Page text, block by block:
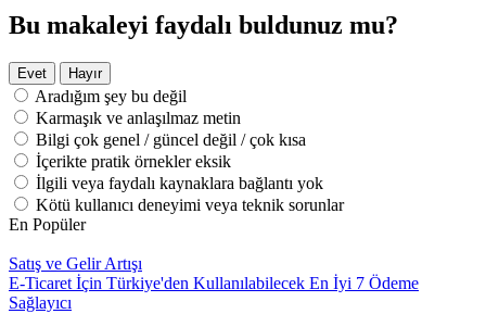
Bu makaleyi faydalı buldunuz mu?
Evet Hayır
Aradığım şey bu değil
Karmaşık ve anlaşılmaz metin
Bilgi çok genel / güncel değil / çok kısa
İçerikte pratik örnekler eksik
İlgili veya faydalı kaynaklara bağlantı yok
Kötü kullanıcı deneyimi veya teknik sorunlar
En Popüler
Satış ve Gelir Artışı
E-Ticaret İçin Türkiye'den Kullanılabilecek En İyi 7 Ödeme
Sağlayıcı